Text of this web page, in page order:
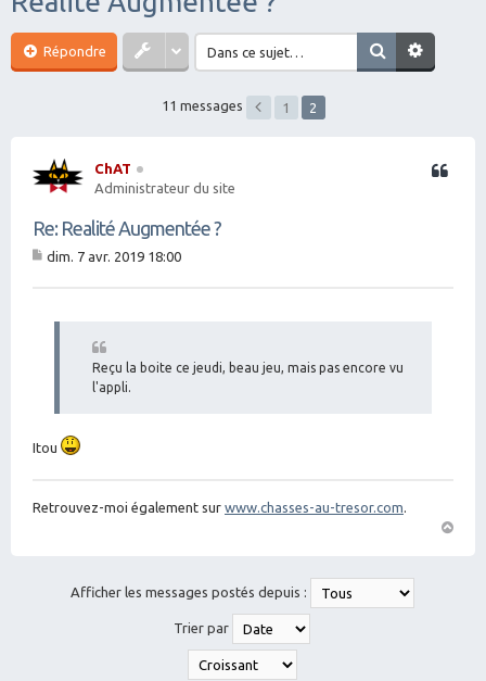
Répondre
11 messages 1 2
ChAT
Administrateur du site
Re: Realité Augmentée ?
Citation
dim. 7 avr. 2019 18:00
Reçu la boite ce jeudi, beau jeu, mais pas encore vu
l'appli.
Itou
Retrouvez-moi également sur www.chasses-au-tresor.com.
Afficher les messages postés depuis :
Trier par